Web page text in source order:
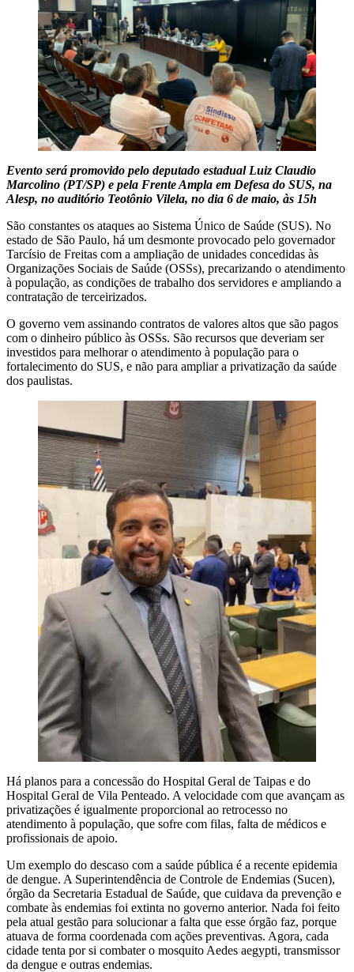
Evento será promovido pelo deputado estadual Luiz Claudio
Marcolino (PT/SP) e pela Frente Ampla em Defesa do SUS, na
Alesp, no auditório Teotônio Vilela, no dia 6 de maio, às 15h
São constantes os ataques ao Sistema Único de Saúde (SUS). No
estado de São Paulo, há um desmonte provocado pelo governador
Tarcísio de Freitas com a ampliação de unidades concedidas às
Organizações Sociais de Saúde (OSSs), precarizando o atendimento
à população, as condições de trabalho dos servidores e ampliando a
contratação de terceirizados.
O governo vem assinando contratos de valores altos que são pagos
com o dinheiro público às OSSs. São recursos que deveriam ser
investidos para melhorar o atendimento à população para o
fortalecimento do SUS, e não para ampliar a privatização da saúde
dos paulistas.
Há planos para a concessão do Hospital Geral de Taipas e do
Hospital Geral de Vila Penteado. A velocidade com que avançam as
privatizações é igualmente proporcional ao retrocesso no
atendimento à população, que sofre com filas, falta de médicos e
profissionais de apoio.
Um exemplo do descaso com a saúde pública é a recente epidemia
de dengue. A Superintendência de Controle de Endemias (Sucen),
órgão da Secretaria Estadual de Saúde, que cuidava da prevenção e
combate às endemias foi extinta no governo anterior. Nada foi feito
pela atual gestão para solucionar a falta que esse órgão faz, porque
atuava de forma coordenada com ações preventivas. Agora, cada
cidade tenta por si combater o mosquito Aedes aegypti, transmissor
da dengue e outras endemias.